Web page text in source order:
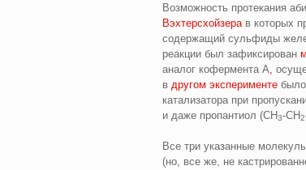
Возможность протекания
Вэхтерсхойзерав которых
содержащий сульфиды
реакции был зафиксирован
аналог кофермента А
в другом экспериментебыло
катализатора при
и даже пропантиол (CH3‑CH2
Все три указанные
(но, все же, не